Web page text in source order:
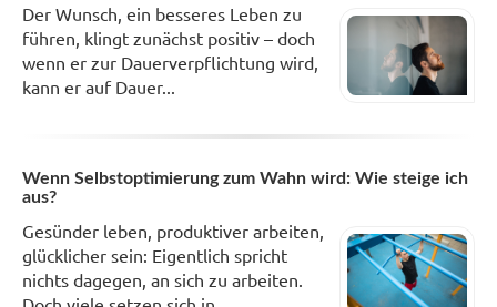
Der Wunsch, ein besseres Leben zu
führen, klingt zunächst positiv – doch
wenn er zur Dauerverpflichtung wird,
kann er auf Dauer...
Wenn Selbstoptimierung zum Wahn wird: Wie steige ich
aus?
Gesünder leben, produktiver arbeiten,
glücklicher sein: Eigentlich spricht
nichts dagegen, an sich zu arbeiten.